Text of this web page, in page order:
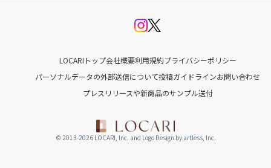
LOCARIトップ会社概要利用規約プライバシーポリシー
パーソナルデータの外部送信について投稿ガイドラインお問い合わせ
プレスリリースや新商品のサンプル送付
© 2013-2026 LOCARI, Inc. and Logo Design by artless, Inc.